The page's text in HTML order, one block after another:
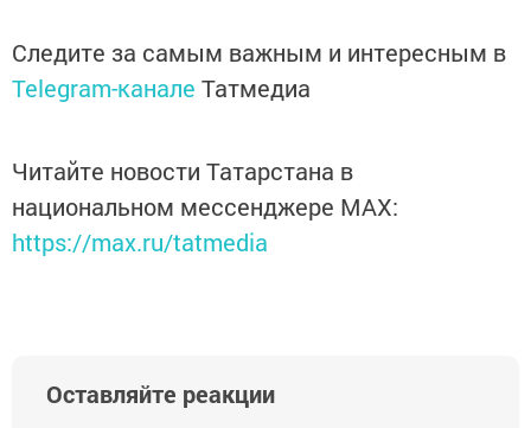
Следите за самым важным и интересным в
Telegram-канале Татмедиа
Читайте новости Татарстана в
национальном мессенджере MАХ:
https://max.ru/tatmedia
Оставляйте реакции